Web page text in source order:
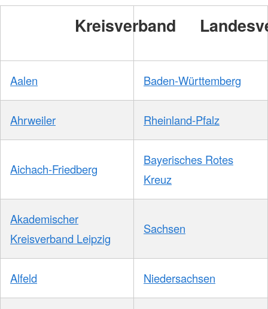
Kreisverband
Aalen Baden-Württemberg
Ahrweiler Rheinland-Pfalz
Aichach-Friedberg
Bayerisches Rotes
Kreuz
Akademischer
Kreisverband Leipzig
Sachsen
Alfeld Niedersachsen
DRKS